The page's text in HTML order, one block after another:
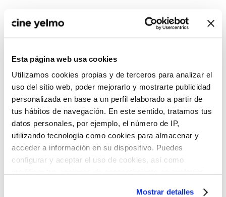
Esta página web usa cookies
Utilizamos cookies propias y de terceros para analizar el
uso del sitio web, poder mejorarlo y mostrarte publicidad
personalizada en base a un perfil elaborado a partir de
tus hábitos de navegación. En este sentido, tratamos tus
datos personales, por ejemplo, el número de IP,
utilizando tecnología como cookies para almacenar y
acceder a información en su dispositivo. Puedes
configurar y aceptar el uso de cookies, así como
Mostrar detalles
CONSULTA MÁS HORARIOS
:(
No hay películas con el
criterio de búsqueda
seleccionado.